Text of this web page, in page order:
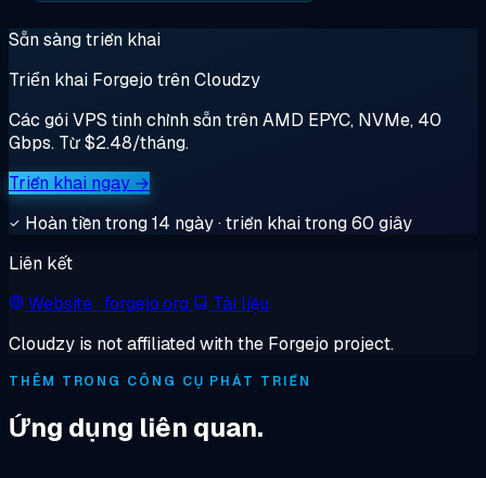
Sẵn sàng triển khai
Triển khai Forgejo trên Cloudzy
Các gói VPS tinh chỉnh sẵn trên AMD EPYC, NVMe, 40
Gbps. Từ $2.48/tháng.
Triển khai ngay →
Hoàn tiền trong 14 ngày · triển khai trong 60 giây
Liên kết
Website· forgejo.org
Tài liệu
Cloudzy is not affiliated with the Forgejo project.
THÊM TRONG CÔNG CỤ PHÁT TRIỂN
Ứng dụng liên quan.